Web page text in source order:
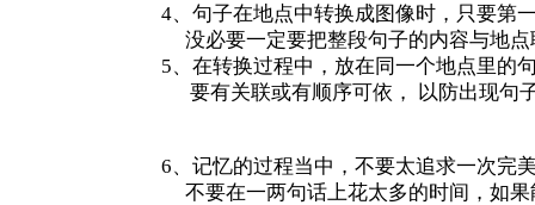
4、句子在地点中转换成图像时，只要第
没必要一定要把整段句子的内容与地点
5、在转换过程中，放在同一个地点里的
要有关联或有顺序可依， 以防出现句
6、记忆的过程当中，不要太追求一次完
不要在一两句话上花太多的时间，如果